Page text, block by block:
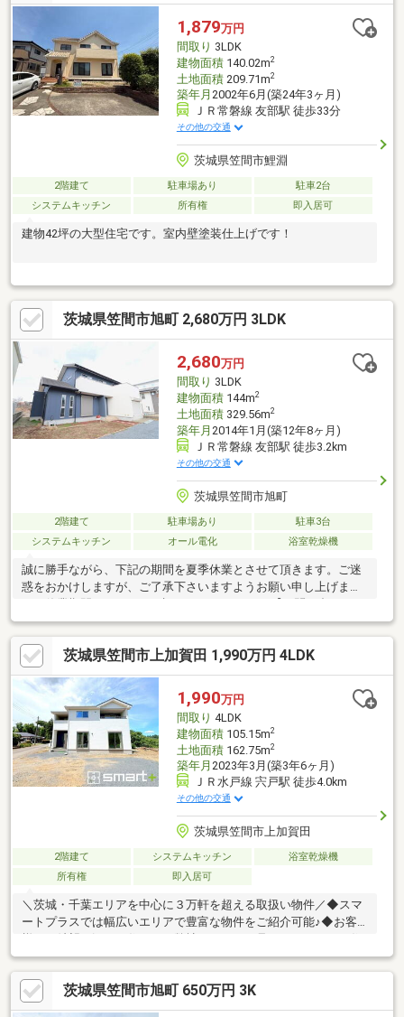
1,879万円
間取り 3LDK
建物面積140.02m2
土地面積209.71m2
築年月 2002年6月(築24年3ヶ月)
ＪＲ常磐線 友部駅 徒歩33分
その他の交通
茨城県笠間市鯉淵
2階建て 駐車場あり
駐車2台
システムキッチン
所有権 即入居可
建物42坪の大型住宅です。室内壁塗装仕上げです！
茨城県笠間市旭町 2,680万円 3LDK
2,680万円
間取り 3LDK
建物面積144m2
土地面積329.56m2
築年月 2014年1月(築12年8ヶ月)
ＪＲ常磐線 友部駅 徒歩3.2km
その他の交通
茨城県笠間市旭町
2階建て 駐車場あり
駐車3台
システムキッチン
オール電化 浴室乾燥機
誠に勝手ながら、下記の期間を夏季休業とさせて頂きます。ご迷
惑をおかけしますが、ご了承下さいますようお願い申し上げま
す。休業期間：8月12日（水）～8月16日（日）【お問い合わせ
は、香陵住販５０号バイパス支店まで】●新築建売、中古戸建・
マンション、土地、収益物件お取り扱い有り●売却査定事例、賃
貸仲介事例多数有り●ご案内だけではなく、資金計画・住宅ロー
ンのご相談もお任せください
茨城県笠間市上加賀田 1,990万円 4LDK
1,990万円
間取り 4LDK
建物面積105.15m2
土地面積162.75m2
築年月 2023年3月(築3年6ヶ月)
ＪＲ水戸線 宍戸駅 徒歩4.0km
その他の交通
茨城県笠間市上加賀田
2階建て システムキッチン
浴室乾燥機
所有権
即入居可
＼茨城・千葉エリアを中心に３万軒を超える取扱い物件／◆スマ
ートプラスでは幅広いエリアで豊富な物件をご紹介可能♪◆お客
宅ローンならお任せください！最適な金融機関をご紹介いたしま
す♪／◆借入がある・転職したて・過去に金融事故があった・他
社様でダメだった・・・◆スマートプラスにぜひ一度ご相談くだ
さい！通過実績多数ございます♪＼お客様のご都合に合わせてご見
茨城県笠間市旭町 650万円 3K